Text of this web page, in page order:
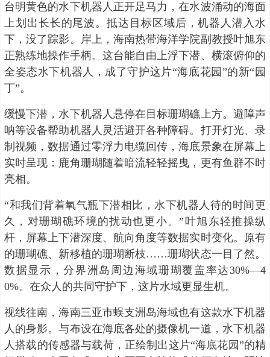
台明黄色的水下机器人正开足马力，在水波涌动的海面
上划出长长的尾波。抵达目标区域后，机器人潜入水
下，没了踪影。岸上，海南热带海洋学院副教授叶旭东
正熟练地操作手柄。这台能自由上浮下潜、横滚俯仰的
全姿态水下机器人，成了守护这片“海底花园”的新“园
丁”。
缓慢下潜，水下机器人悬停在目标珊瑚礁上方。避障声
呐等设备帮助机器人灵活避开各种障碍。打开灯光、录
制视频，数据通过零浮力电缆回传，海底景象在屏幕上
实时呈现：鹿角珊瑚随着暗流轻轻摇曳，更有鱼群不时
亮相。
“和我们背着氧气瓶下潜相比，水下机器人待的时间更
久，对珊瑚礁环境的扰动也更小。”叶旭东轻推操纵
杆，屏幕上下潜深度、航向角度等数据实时变化。原有
的珊瑚礁、新移植的珊瑚断枝……珊瑚状态一目了然。
数据显示，分界洲岛周边海域珊瑚覆盖率达30%—4
0%。在众人的共同守护下，这片水域更显生机。
视线往南，海南三亚市蜈支洲岛海域也有这款水下机器
人的身影。与布设在海底各处的摄像机一道，水下机器
人搭载的传感器与载荷，正绘制出这片“海底花园”的精